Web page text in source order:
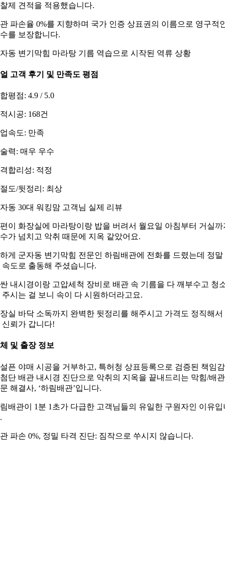
제 견적을 적용했습니다.
파손율 0%를 지향하며 국가 인증 상표권의 이름으로 영구적
를 보장합니다.
동 변기막힘 마라탕 기름 역습으로 시작된 역류 상황
고객 후기 및 만족도 평점
평점: 4.9 / 5.0
시공: 168건
속도: 만족
력: 매우 우수
합리성: 적정
도/뒷정리: 최상
동 30대 워킹맘 고객님 실제 리뷰
이 화장실에 마라탕이랑 밥을 버려서 월요일 아침부터 거실까
가 넘치고 악취 때문에 지옥 같았어요.
게 군자동 변기막힘 전문인 하림배관에 전화를 드렸는데 정말
속도로 출동해 주셨습니다.
내시경이랑 고압세척 장비로 배관 속 기름을 다 깨부수고 청
주시는 걸 보니 속이 다 시원하더라고요.
실 바닥 소독까지 완벽한 뒷정리를 해주시고 가격도 정직해서
신뢰가 갑니다!
및 출장 정보
픈 야매 시공을 거부하고, 특허청 상표등록으로 검증된 책임
단 배관 내시경 진단으로 악취의 지옥을 끝내드리는 막힘/배관
해결사, ‘하림배관’입니다.
배관이 1분 1초가 다급한 고객님들의 유일한 구원자인 이유입
파손 0%, 정밀 타격 진단: 짐작으로 쑤시지 않습니다.